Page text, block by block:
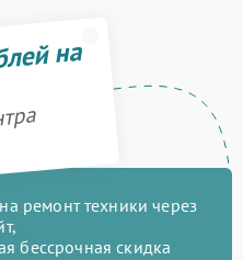
на
ремонт техники через
бессрочная скидка